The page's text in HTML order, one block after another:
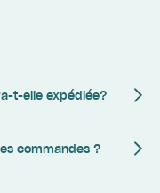
t-elle expédiée?
commandes ?